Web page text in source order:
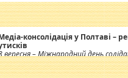
консолідація у Полтаві –
вересня – Міжнародний день